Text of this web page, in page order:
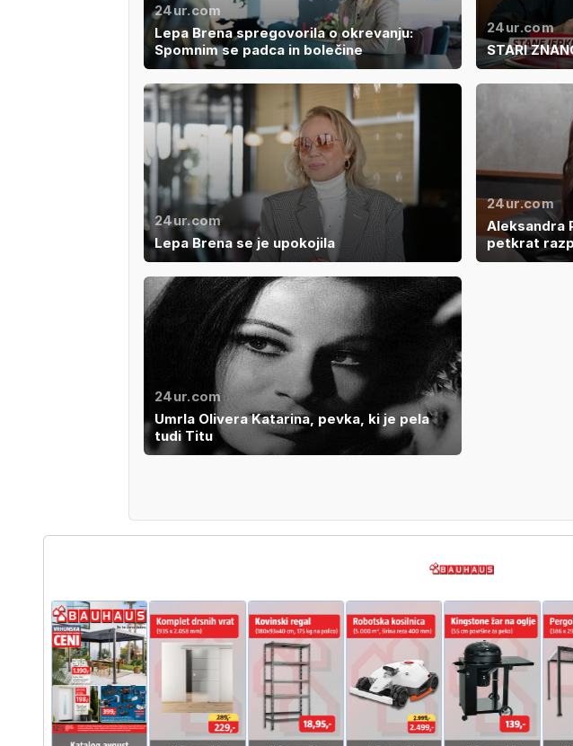
24ur.com
Lepa Brena spregovorila o okrevanju:
Spomnim se padca in bolečine
24ur.com
STARI
24ur.com
Lepa Brena se je upokojila
24ur.com
Aleksandra
petkrat
24ur.com
Umrla Olivera Katarina, pevka, ki je pela
tudi Titu